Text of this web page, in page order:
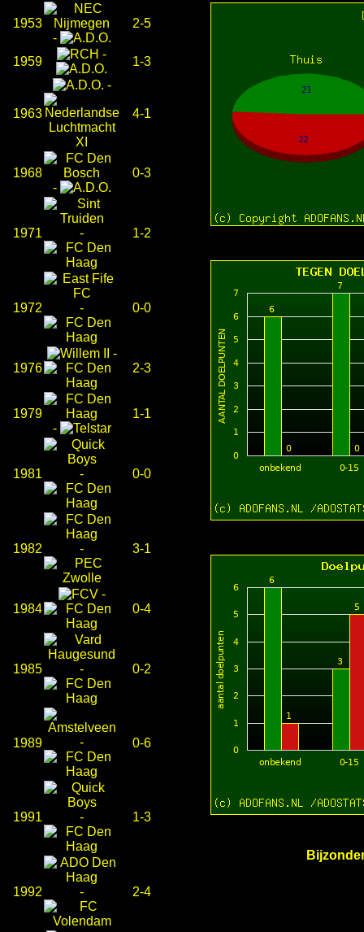
1953
-
2-5
1959
-
1-3
1963
-
4-1
1968
-
0-3
1971 - 1-2
1972 - 0-0
1976
-
2-3
1979
-
1-1
1981 - 0-0
1982 - 3-1
1984
-
0-4
1985 - 0-2
1989 - 0-6
1991 - 1-3
1992 - 2-4